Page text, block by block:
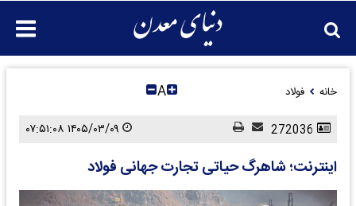
خانه فولاد A
اینترنت؛ شاهرگ حیاتی تجارت جهانی فولاد